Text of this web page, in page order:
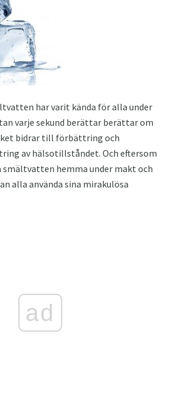
har varit kända för alla under
varje sekund berättar berättar om
bidrar till förbättring och
av hälsotillståndet. Och eftersom
smältvatten hemma under makt och
alla använda sina mirakulösa
ad